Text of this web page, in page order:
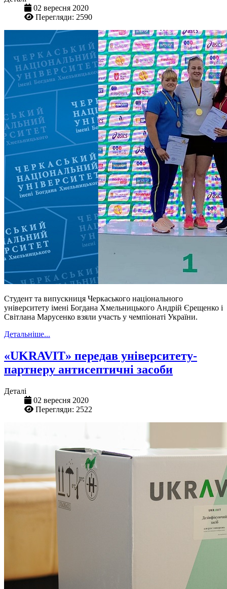
02 вересня 2020
Перегляди: 2590
Студент та випускниця Черкаського національного
університету імені Богдана Хмельницького Андрій Єрещенко і
Світлана Марусенко взяли участь у чемпіонаті України.
Детальніше...
«UKRAVIT» передав університету-
партнеру антисептичні засоби
Деталі
02 вересня 2020
Перегляди: 2522